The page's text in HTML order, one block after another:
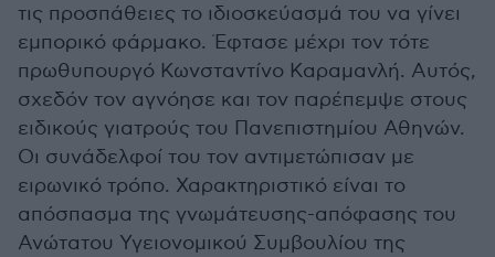
τις προσπάθειες το ιδιοσκεύασμά του να γίνει
εμπορικό φάρμακο. Έφτασε μέχρι τον τότε
πρωθυπουργό Κωνσταντίνο Καραμανλή. Αυτός,
σχεδόν τον αγνόησε και τον παρέπεμψε στους
ειδικούς γιατρούς του Πανεπιστημίου Αθηνών.
Οι συνάδελφοί του τον αντιμετώπισαν με
ειρωνικό τρόπο. Χαρακτηριστικό είναι το
απόσπασμα της γνωμάτευσης-απόφασης του
Ανώτατου Υγειονομικού Συμβουλίου της